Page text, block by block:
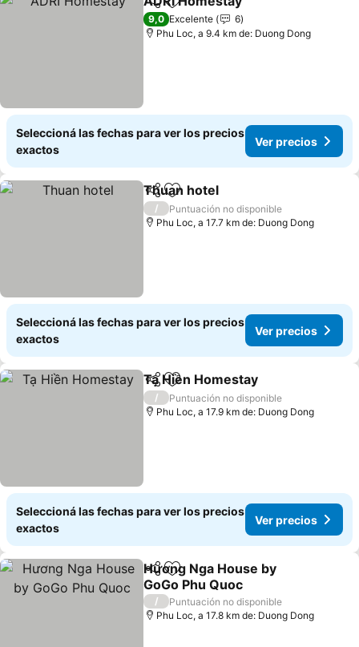
CompartirAñadir a favoritos
9,0 Excelente
6
Phu Loc, a 9.4 km de: Duong Dong
Seleccioná las fechas para ver los precios
exactos
Ver precios
Compartir
Añadir a favoritos
Thuan hotel
/
Puntuación no disponible
Phu Loc, a 17.7 km de: Duong Dong
Seleccioná las fechas para ver los precios
exactos
Ver precios
CompartirAñadir a favoritos
Tạ Hiền Homestay
/
Puntuación no disponible
Phu Loc, a 17.9 km de: Duong Dong
Seleccioná las fechas para ver los precios
exactos
Ver precios
CompartirAñadir a favoritos
Hương Nga House by
GoGo Phu Quoc
/
Puntuación no disponible
Phu Loc, a 17.8 km de: Duong Dong